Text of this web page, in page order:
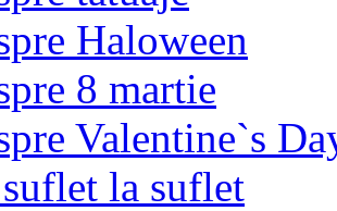
Haloween
8 martie
Valentine`s
la suflet